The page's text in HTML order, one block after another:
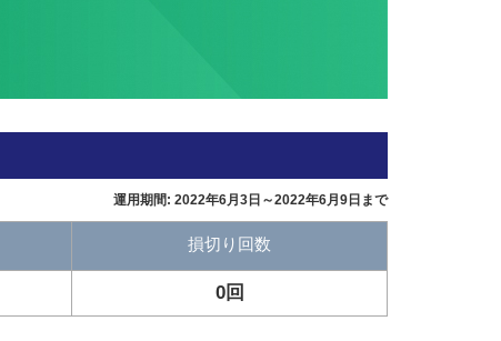
運用期間: 2022年6月3日～2022年6月9日まで
損切り回数
0回